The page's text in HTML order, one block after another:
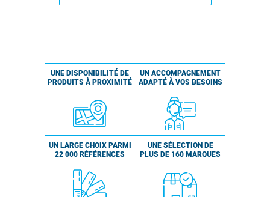
UNE DISPONIBILITÉ DE
PRODUITS À PROXIMITÉ
UN ACCOMPAGNEMENT
ADAPTÉ À VOS BESOINS
UN LARGE CHOIX PARMI
22 000 RÉFÉRENCES
UNE SÉLECTION DE
PLUS DE 160 MARQUES